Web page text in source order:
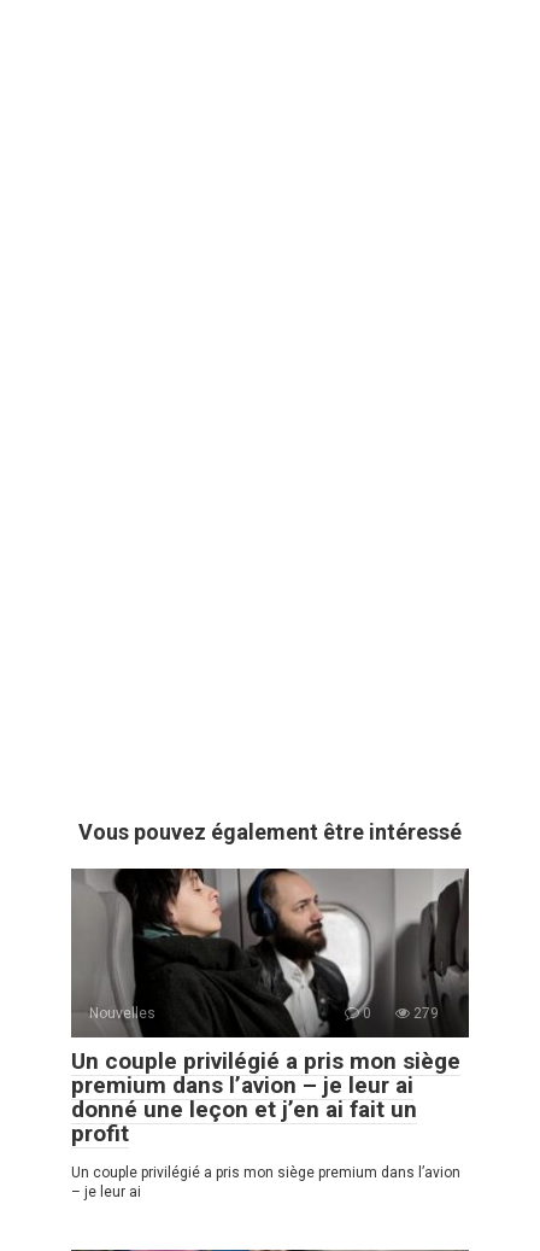
Vous pouvez également être intéressé
Nouvelles 0 279
Un couple privilégié a pris mon siège
premium dans l’avion – je leur ai
donné une leçon et j’en ai fait un
profit
Un couple privilégié a pris mon siège premium dans l’avion
– je leur ai